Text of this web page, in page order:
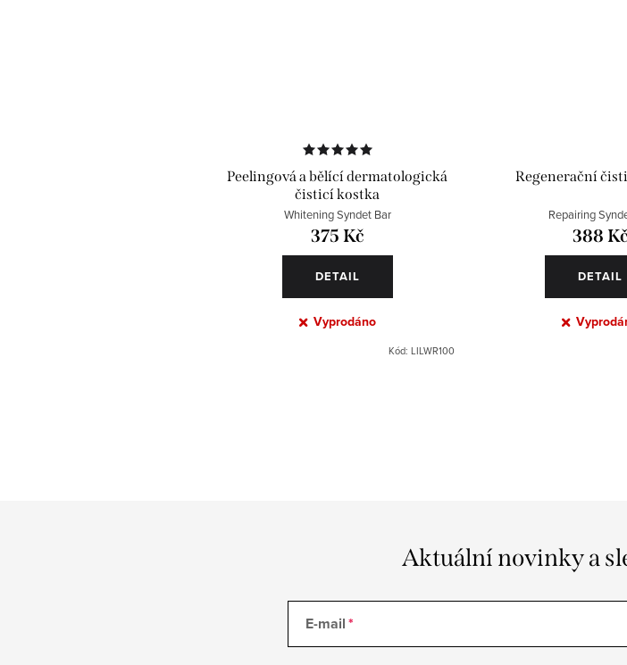
Peelingová a bělící dermatologická
čisticí kostka
Whitening Syndet Bar
375 Kč
DETAIL
Vyprodáno
Kód: LILWR100
Regenerační
Repairing
388 Kč
DETAIL
Aktuální novinky a
E-mail